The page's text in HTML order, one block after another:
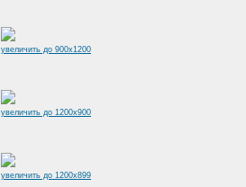
увеличить до 900x1200
увеличить до 1200x900
увеличить до 1200x899